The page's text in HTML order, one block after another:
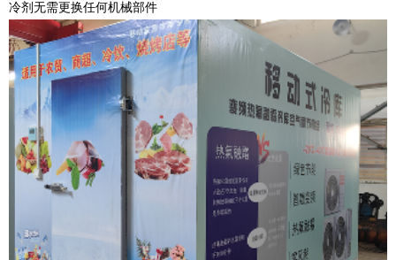
冷剂无需更换任何机械部件